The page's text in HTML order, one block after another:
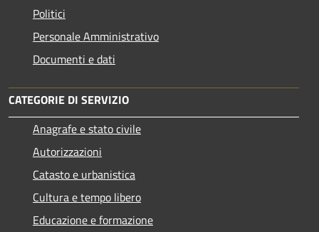
Politici
Personale Amministrativo
Documenti e dati
CATEGORIE DI SERVIZIO
Anagrafe e stato civile
Autorizzazioni
Catasto e urbanistica
Cultura e tempo libero
Educazione e formazione